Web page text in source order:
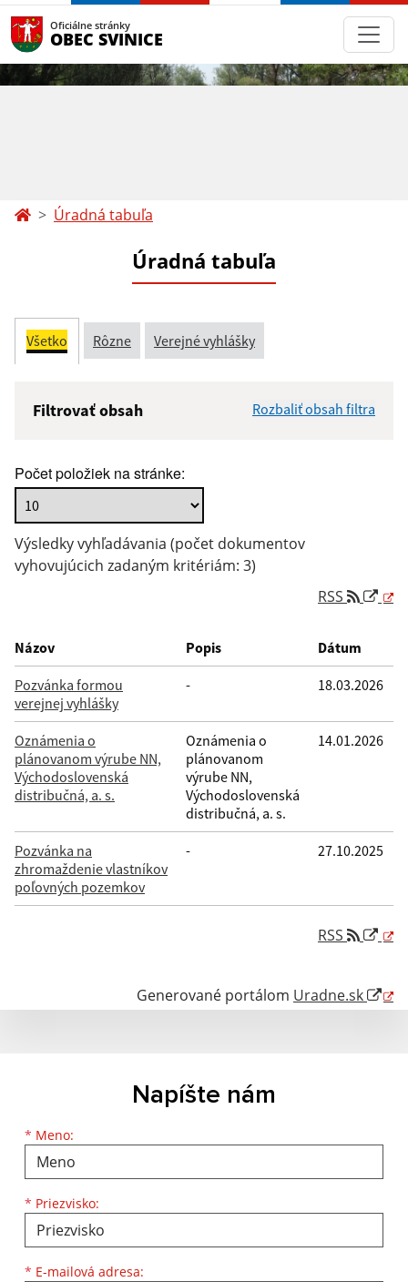
Oficiálne stránky
OBEC SVINICE
Úradná tabuľa
Úradná tabuľa
Všetko Rôzne Verejné vyhlášky
Filtrovať obsah Rozbaliť obsah filtra
Popis:
Dátum zverejnenia od:
Filtrovať
Počet položiek na stránke:
Výsledky vyhľadávania (počet dokumentov
vyhovujúcich zadaným kritériám: 3)
RSS
Názov Popis Dátum
Pozvánka formou
verejnej vyhlášky
- 18.03.2026
Oznámenia o
plánovanom výrube NN,
Východoslovenská
distribučná, a. s.
Oznámenia o
plánovanom
výrube NN,
Východoslovenská
distribučná, a. s.
14.01.2026
Pozvánka na
zhromaždenie vlastníkov
poľovných pozemkov
- 27.10.2025
RSS
Generované portálom Uradne.sk
Napíšte nám
* Meno:
Meno
* Priezvisko:
Priezvisko
* E-mailová adresa:
E-mailová adresa